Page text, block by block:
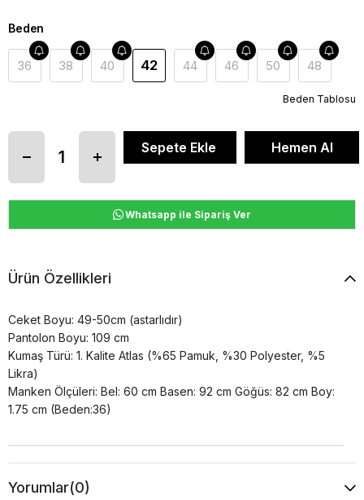
Beden
36 38 40 42 44 46 50 48
Beden Tablosu
Whatsapp ile Sipariş Ver
Ürün Özellikleri
Ceket Boyu: 49-50cm (astarlıdır)
Pantolon Boyu: 109 cm
Kumaş Türü: 1. Kalite Atlas (%65 Pamuk, %30 Polyester, %5
Likra)
Manken Ölçüleri: Bel: 60 cm Basen: 92 cm Göğüs: 82 cm Boy:
1.75 cm (Beden:36)
Yorumlar(0)